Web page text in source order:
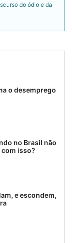
do ódio e da
o desemprego
no Brasil não
isso?
e escondem,